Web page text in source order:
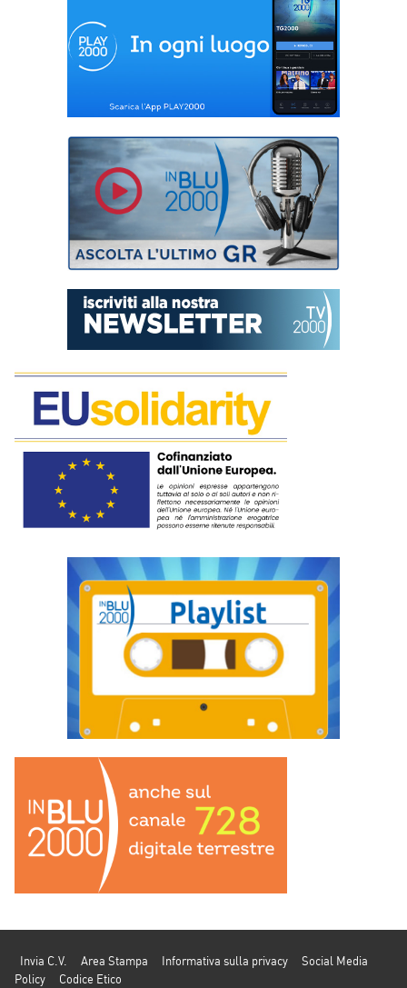
Invia C.V. Area Stampa Informativa sulla privacy
Social Media
Policy
Codice Etico